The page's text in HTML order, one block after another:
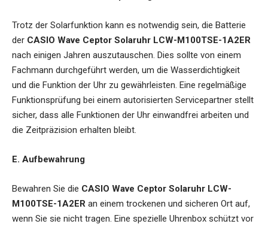
Trotz der Solarfunktion kann es notwendig sein, die Batterie
der CASIO Wave Ceptor Solaruhr LCW-M100TSE-1A2ER
nach einigen Jahren auszutauschen. Dies sollte von einem
Fachmann durchgeführt werden, um die Wasserdichtigkeit
und die Funktion der Uhr zu gewährleisten. Eine regelmäßige
Funktionsprüfung bei einem autorisierten Servicepartner stellt
sicher, dass alle Funktionen der Uhr einwandfrei arbeiten und
die Zeitpräzision erhalten bleibt.
E. Aufbewahrung
Bewahren Sie die CASIO Wave Ceptor Solaruhr LCW-
M100TSE-1A2ER an einem trockenen und sicheren Ort auf,
wenn Sie sie nicht tragen. Eine spezielle Uhrenbox schützt vor